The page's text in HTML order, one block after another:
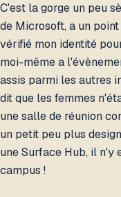
C'est la gorge un peu
de Microsoft, a un
vérifié mon identité
moi-même a
assis parmi les autres
dit que les femmes
une salle de réunion
un petit peu plus
une Surface Hub, il n'y
campus !